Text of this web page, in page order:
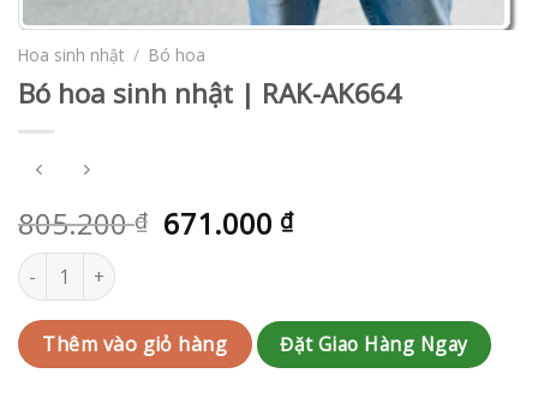
Hoa sinh nhật / Bó hoa
Bó hoa sinh nhật | RAK-AK664
805.200₫ 671.000 ₫
Bó hoa sinh nhật | RAK-AK664 số lượng
Thêm vào giỏ hàng Đặt Giao Hàng Ngay